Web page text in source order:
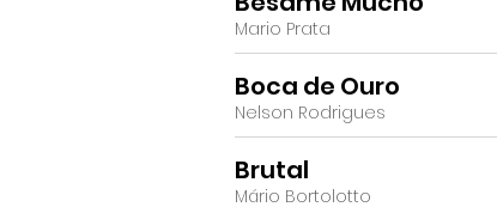
Mario Prata
Boca de Ouro
Nelson Rodrigues
Brutal
Mário Bortolotto